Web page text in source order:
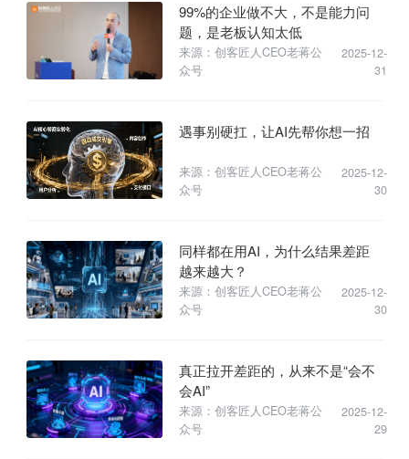
99%的企业做不大，不是能力问
题，是老板认知太低
来源：创客匠人CEO老蒋公
众号
2025-12-
31
遇事别硬扛，让AI先帮你想一招
来源：创客匠人CEO老蒋公
众号
2025-12-
30
同样都在用AI，为什么结果差距
越来越大？
来源：创客匠人CEO老蒋公
众号
2025-12-
30
真正拉开差距的，从来不是“会不
会AI”
来源：创客匠人CEO老蒋公
众号
2025-12-
29